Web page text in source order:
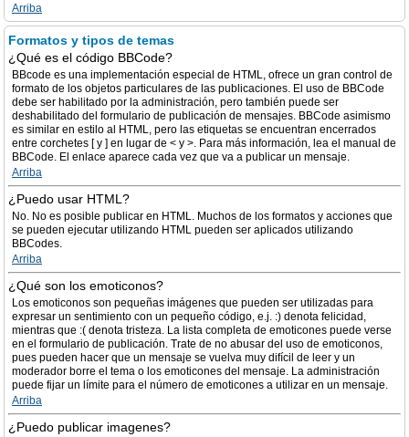
Arriba
Formatos y tipos de temas
¿Qué es el código BBCode?
BBcode es una implementación especial de HTML, ofrece un gran control de
formato de los objetos particulares de las publicaciones. El uso de BBCode
debe ser habilitado por la administración, pero también puede ser
deshabilitado del formulario de publicación de mensajes. BBCode asimismo
es similar en estilo al HTML, pero las etiquetas se encuentran encerrados
entre corchetes [ y ] en lugar de < y >. Para más información, lea el manual de
BBCode. El enlace aparece cada vez que va a publicar un mensaje.
Arriba
¿Puedo usar HTML?
No. No es posible publicar en HTML. Muchos de los formatos y acciones que
se pueden ejecutar utilizando HTML pueden ser aplicados utilizando
BBCodes.
Arriba
¿Qué son los emoticonos?
Los emoticonos son pequeñas imágenes que pueden ser utilizadas para
expresar un sentimiento con un pequeño código, e.j. :) denota felicidad,
mientras que :( denota tristeza. La lista completa de emoticones puede verse
en el formulario de publicación. Trate de no abusar del uso de emoticonos,
pues pueden hacer que un mensaje se vuelva muy difícil de leer y un
moderador borre el tema o los emoticones del mensaje. La administración
puede fijar un límite para el número de emoticones a utilizar en un mensaje.
Arriba
¿Puedo publicar imagenes?